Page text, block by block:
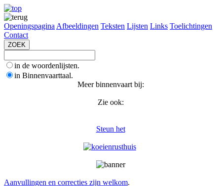
Openingspagina Afbeeldingen Teksten Lijsten Links Toelichtingen
Contact
in de woordenlijsten.
in Binnenvaarttaal.
Meer binnenvaart bij:
Zie ook:
Steun het
Aanvullingen en correcties zijn welkom.